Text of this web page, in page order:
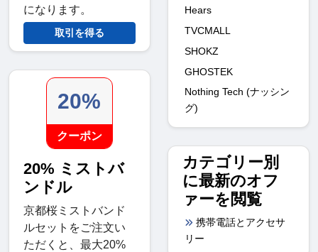
になります。
取引を得る
20%
クーポン
20% ミストバ
ンドル
京都桜ミストバンド
ルセットをご注文い
ただくと、最大20%
Hears
TVCMALL
SHOKZ
GHOSTEK
Nothing Tech (ナッシン
グ)
カテゴリー別
に最新のオフ
ァーを閲覧
携帯電話とアクセサ
リー